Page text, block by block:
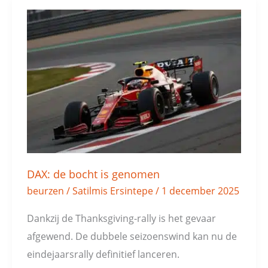
DAX: de bocht is genomen
beurzen /Satilmis Ersintepe/ 1 december 2025
Dankzij de Thanksgiving-rally is het gevaar
afgewend. De dubbele seizoenswind kan nu de
eindejaarsrally definitief lanceren.
DAX:
de
bocht
is
genomen